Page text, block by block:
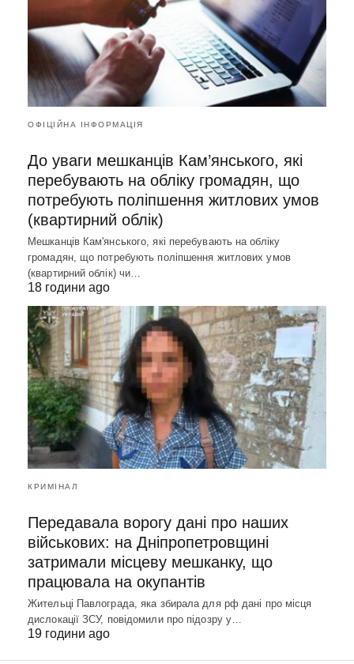
ОФІЦІЙНА ІНФОРМАЦІЯ
До уваги мешканців Кам’янського, які
перебувають на обліку громадян, що
потребують поліпшення житлових умов
(квартирний облік)
Мешканців Кам'янського, які перебувають на обліку
громадян, що потребують поліпшення житлових умов
(квартирний облік) чи…
18 години ago
КРИМІНАЛ
Передавала ворогу дані про наших
військових: на Дніпропетровщині
затримали місцеву мешканку, що
працювала на окупантів
Жительці Павлограда, яка збирала для рф дані про місця
дислокації ЗСУ, повідомили про підозру у…
19 години ago